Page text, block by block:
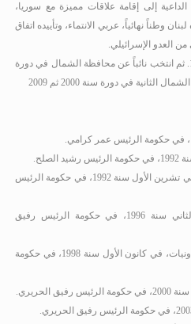
إلى إقامة علاقات مميزة مع سوريا،
وطناً نهائياً، عربي الانتماء، وتأييده اتفاق
العدو الإسرائيلي.
. ثم انتخب نائباً عن محافظة الشمال في دورة
ثم 2009
ـ وزير دولة للشؤون البلدية والقروية، في تشرين الأول سنة 1992، في حكومة الرئيس
ـ وزيراً للصحة العامة، في تشرين الثاني سنة 1996، في حكومة الرئيس رفيق
ـ وزيراً للزراعة، ووزيراً للإسكان والتعاونيات، في كانون الأول سنة 1998، في حكومة